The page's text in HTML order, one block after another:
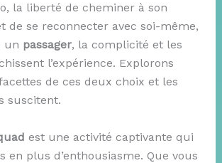
la liberté de cheminer à son
de se reconnecter avec soi-même,
un passager, la complicité et les
l’expérience. Explorons
de ces deux choix et les
suscitent.
est une activité captivante qui
en plus d’enthousiasme. Que vous